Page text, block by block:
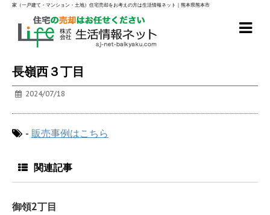
家（一戸建て・マンション・土地）住宅売却をお考えの方は生活情報ネット｜熊本県熊本市
長嶺西３丁目
2024/07/18
- 販売事例はこちら
関連記事
御領2丁目